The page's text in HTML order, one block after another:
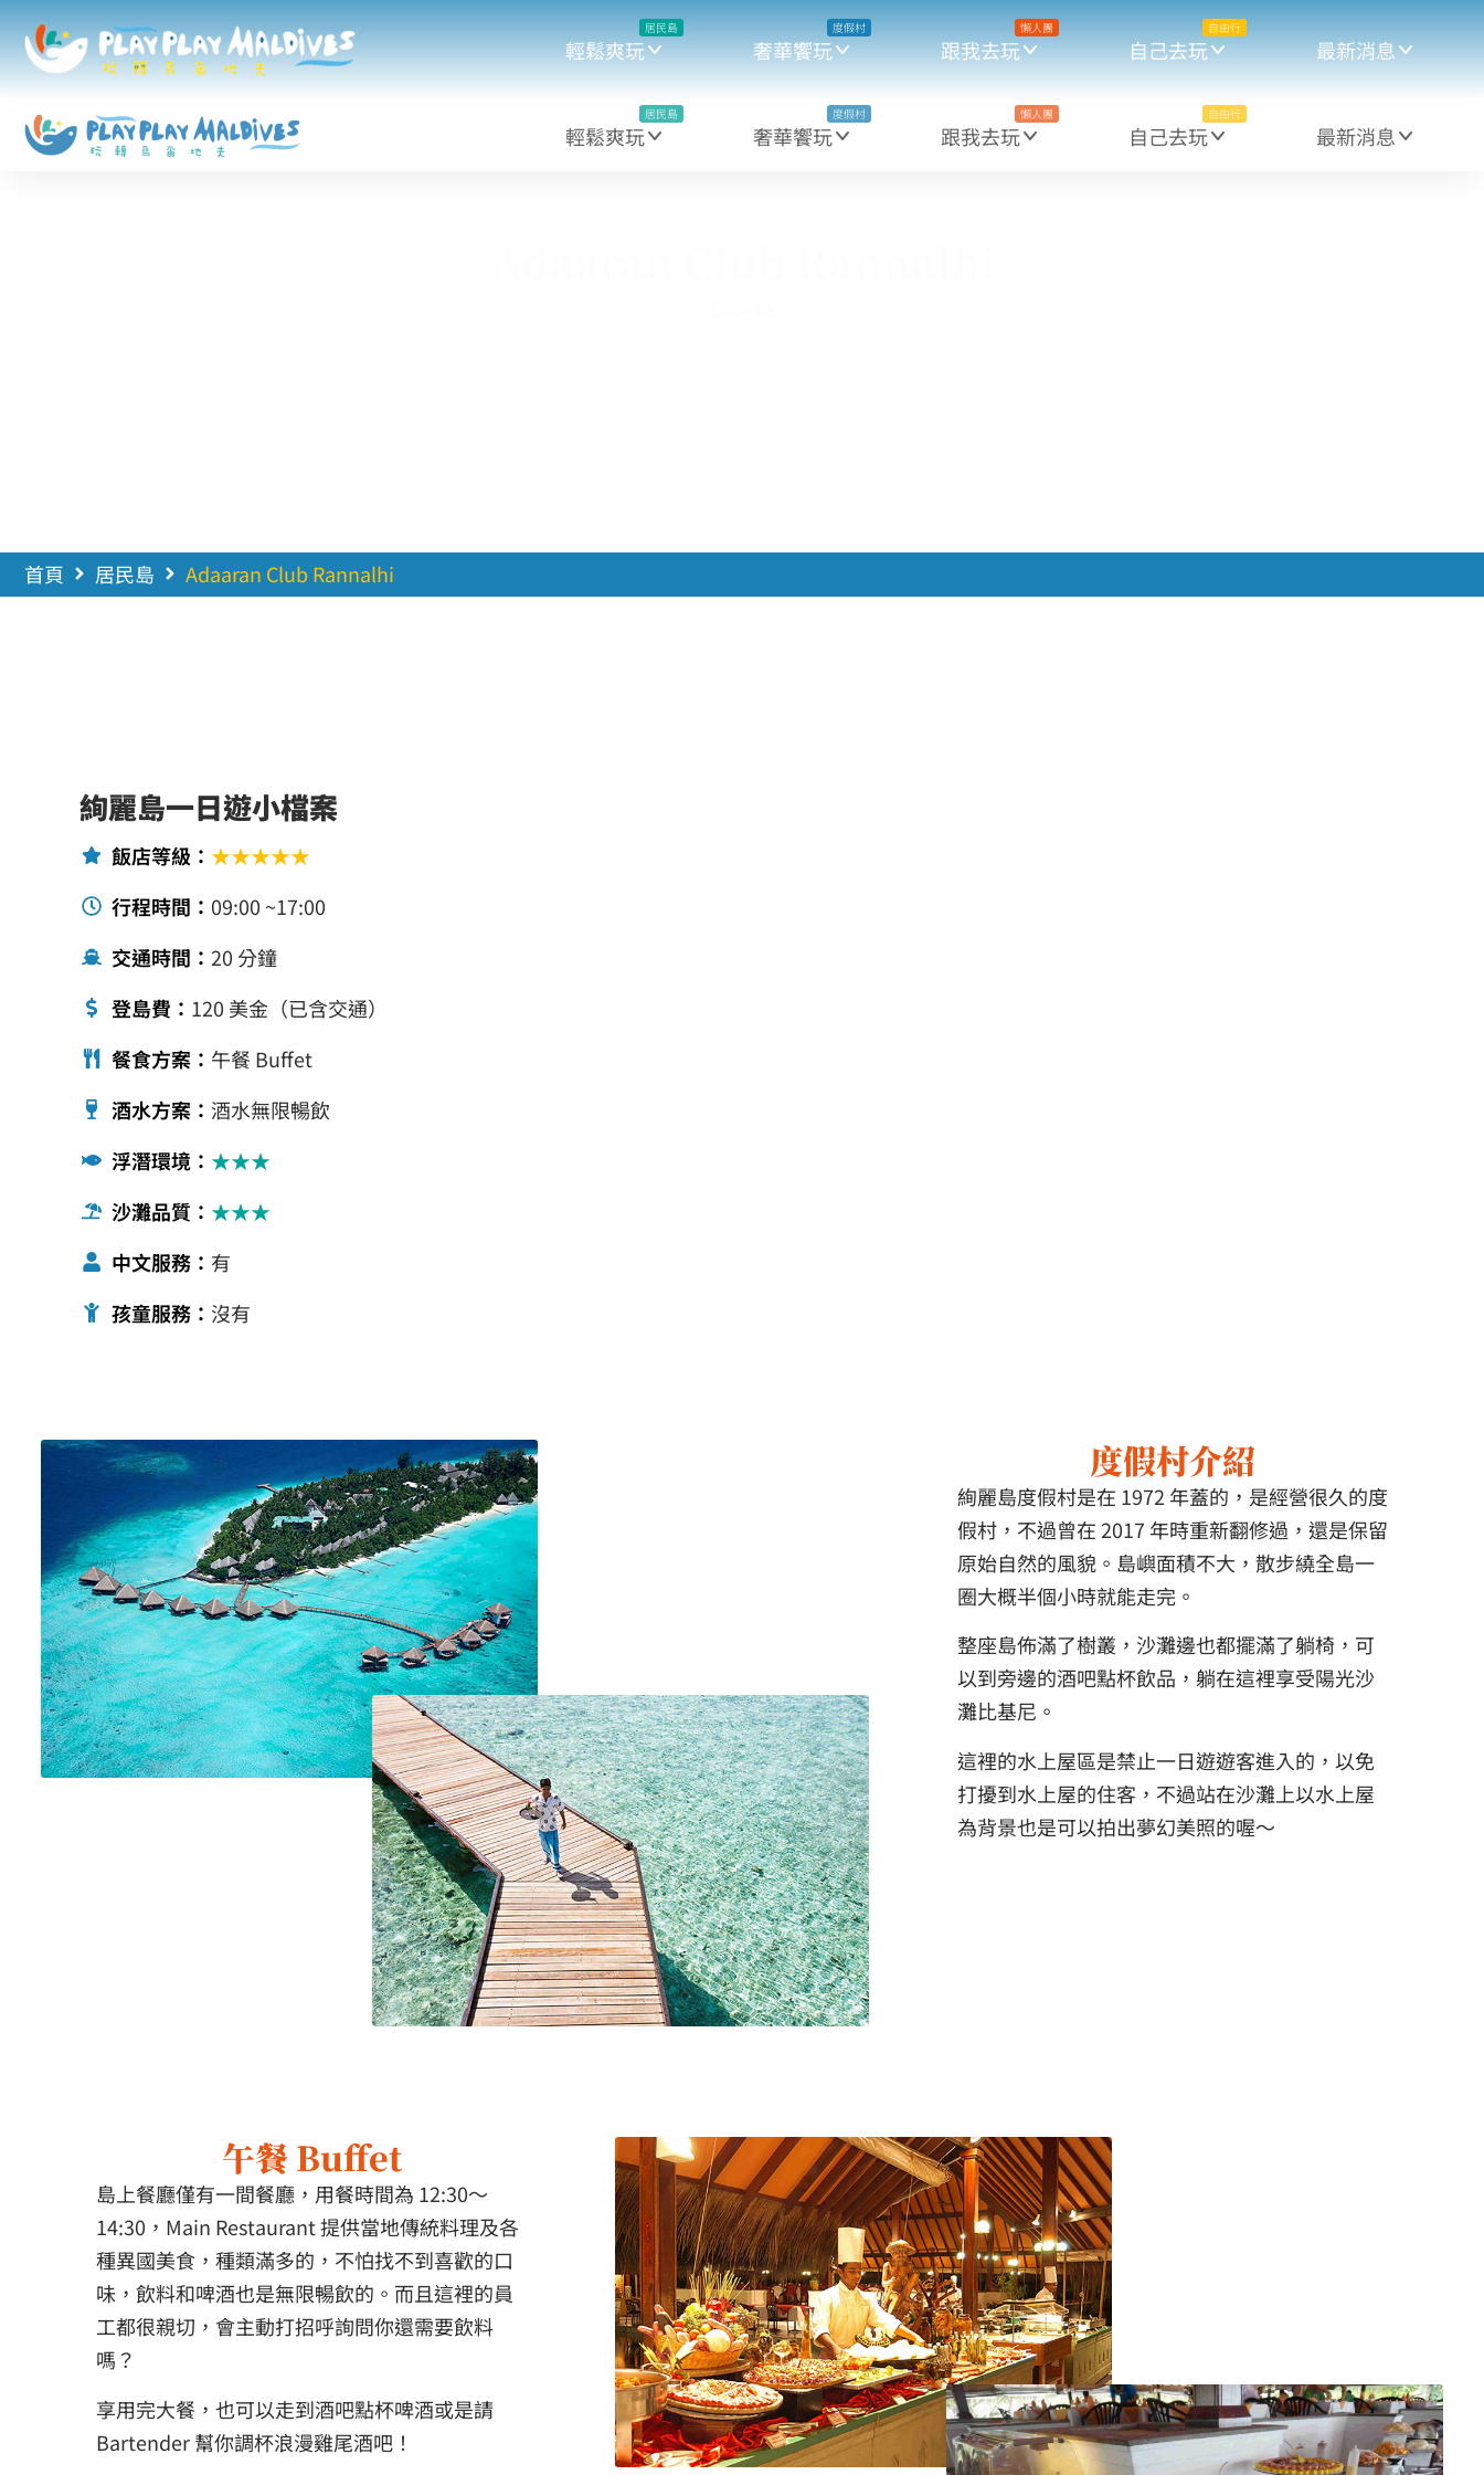
輕鬆爽玩
居民島
奢華饗玩
度假村
跟我去玩
懶人團
自己去玩
自由行
最新消息
輕鬆爽玩
居民島
奢華饗玩
度假村
跟我去玩
懶人團
自己去玩
自由行
最新消息
首頁 居民島 Adaaran Club Rannalhi
絢麗島一日遊小檔案
飯店等級： ★★★★★
行程時間： 09:00 ~17:00
交通時間： 20 分鐘
登島費： 120 美金（已含交通）
餐食方案： 午餐 Buffet
酒水方案： 酒水無限暢飲
浮潛環境： ★★★
沙灘品質： ★★★
中文服務： 有
孩童服務： 沒有
度假村介紹
絢麗島度假村是在 1972 年蓋的，是經營很久的度
假村，不過曾在 2017 年時重新翻修過，還是保留
原始自然的風貌。島嶼面積不大，散步繞全島一
圈大概半個小時就能走完。
整座島佈滿了樹叢，沙灘邊也都擺滿了躺椅，可
以到旁邊的酒吧點杯飲品，躺在這裡享受陽光沙
灘比基尼。
這裡的水上屋區是禁止一日遊遊客進入的，以免
打擾到水上屋的住客，不過站在沙灘上以水上屋
為背景也是可以拍出夢幻美照的喔～
午餐 Buffet
島上餐廳僅有一間餐廳，用餐時間為 12:30～
14:30，Main Restaurant 提供當地傳統料理及各
種異國美食，種類滿多的，不怕找不到喜歡的口
味，飲料和啤酒也是無限暢飲的。而且這裡的員
工都很親切，會主動打招呼詢問你還需要飲料
嗎？
享用完大餐，也可以走到酒吧點杯啤酒或是請
Bartender 幫你調杯浪漫雞尾酒吧！